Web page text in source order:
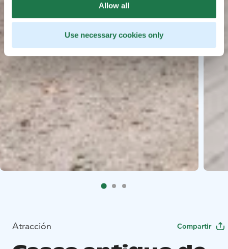
Allow all
Use necessary cookies only
Atracción Compartir